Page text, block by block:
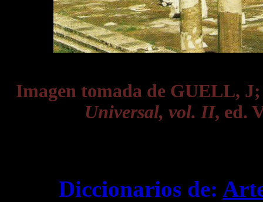
Imagen tomada de GUELL,
Universal, vol. II, ed.
Diccionarios de: